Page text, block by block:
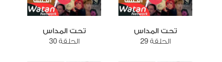
تحت المداس
الحلقة 29
تحت المداس
الحلقة 30